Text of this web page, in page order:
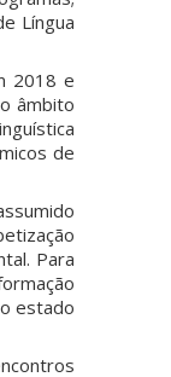
Língua
2018 e
âmbito
de
Para
estado